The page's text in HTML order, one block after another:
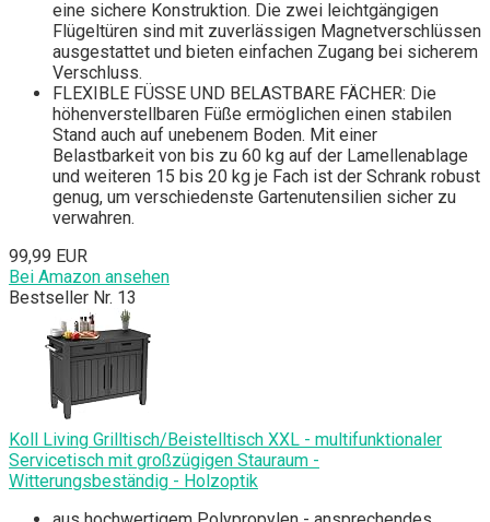
eine sichere Konstruktion. Die zwei leichtgängigen
Flügeltüren sind mit zuverlässigen Magnetverschlüssen
ausgestattet und bieten einfachen Zugang bei sicherem
Verschluss.
FLEXIBLE FÜSSE UND BELASTBARE FÄCHER: Die
höhenverstellbaren Füße ermöglichen einen stabilen
Stand auch auf unebenem Boden. Mit einer
Belastbarkeit von bis zu 60 kg auf der Lamellenablage
und weiteren 15 bis 20 kg je Fach ist der Schrank robust
genug, um verschiedenste Gartenutensilien sicher zu
verwahren.
99,99 EUR
Bei Amazon ansehen
Bestseller Nr. 13
Koll Living Grilltisch/Beistelltisch XXL - multifunktionaler
Servicetisch mit großzügigen Stauraum -
Witterungsbeständig - Holzoptik